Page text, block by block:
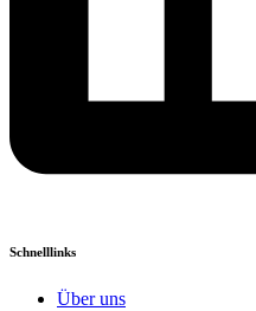
Schnelllinks
Über uns